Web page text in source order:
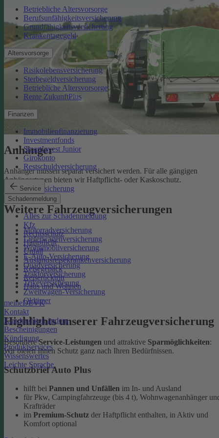
Betriebliche Altersvorsorge
Berufsunfähigkeitsversicherung
Grundfähigkeitsversicherung
Krankentagegeld
Altersvorsorge
Risikolebensversicherung
Sterbegeldversicherung
Betriebliche Altersvorsorge
Rente ZukunftPlus
Finanzen
Immobilienfinanzierung
Investmentfonds
SmartInvest Junior
Girokonto
Restschuldversicherung
Service
Schadenmeldung
Alles zur Schadenmeldung
Kfz
Rechtsschutz
Haftpflicht
Unfall
Auslandsreisekrankenversicherung
Reisegepäck
Reiserücktritt
Haus und Wohnen
meineDEVK
Kontakt
Kundendaten ändern
Bescheinigungen
Kündigung
Produktservices
Wissenswertes
Leichte Sprache
Anhänger
Anhänger müssen separat versichert werden. Für alle gängigen
Anhängertypen bieten wir Haftpflicht- oder Kaskoschutz.
Anhängerversicherung
Weitere Fahrzeugversicherungen
Motorradversicherung
Lieferwagenversicherung
Wohnmobilversicherung
E-Auto-Versicherung
Quadversicherung
Traktorversicherung
Trikeversicherung
Zweitwagen-Versicherung
Oldtimer
Highlights unserer Fahrzeugversicherung
BesondereService-Leistungen und attraktive Sparmöglichkeiten:
Wir bieten Ihnen Schutz ganz nach Ihren Bedürfnissen.
Schutzbrief Auto Plus
hilft bei Pannen und Unfällen im In- und Ausland
für Pkw, Campingfahrzeuge (bis 4 t), Wohnwagenanhänger
Krafträder
im Premium-Schutz der Haftpflicht enthalten, in Aktiv und
Komfort optional